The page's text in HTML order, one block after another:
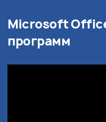
Microsoft
программ